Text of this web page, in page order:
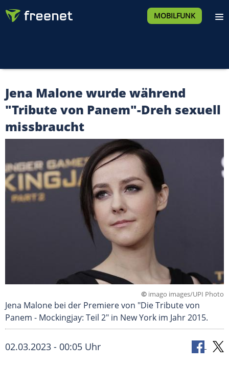
MOBILFUNK
Jena Malone wurde während
"Tribute von Panem"-Dreh sexuell
missbraucht
© imago images/UPI Photo
Jena Malone bei der Premiere von "Die Tribute von
Panem - Mockingjay: Teil 2" in New York im Jahr 2015.
02.03.2023 - 00:05 Uhr